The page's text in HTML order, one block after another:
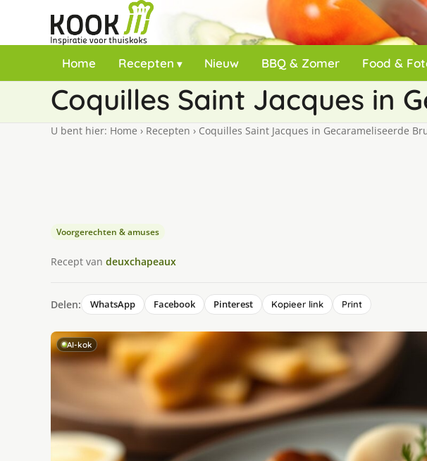
Home Recepten Nieuw BBQ & Zomer Food &
Coquilles Saint Jacques in
U bent hier: Home › Recepten › Coquilles Saint Jacques in Gecarameliseerde
Voorgerechten & amuses
Recept van deuxchapeaux
Delen: WhatsApp Facebook Pinterest Kopieer link Print
AI-kok